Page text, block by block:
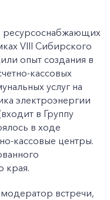
ресурсоснабжающих
VIII Сибирского
опыт создания в
кассовых
услуг на
электроэнергии
в Группу
в ходе
кассовые центры.
края.
встречи,